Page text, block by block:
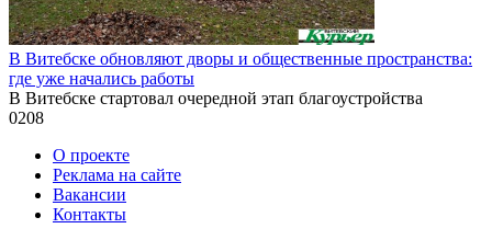
В Витебске обновляют дворы и общественные пространства:
где уже начались работы
В Витебске стартовал очередной этап благоустройства
0208
О проекте
Реклама на сайте
Вакансии
Контакты